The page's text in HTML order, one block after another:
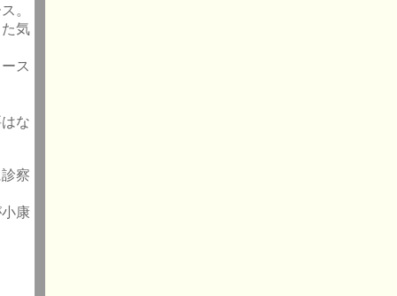
。
気
ス
な
察
康